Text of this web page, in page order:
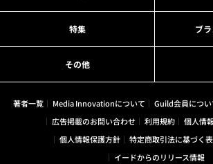
特集 ブ
その他
著者一覧 Media Innovationについて Guild会員につい
広告掲載のお問い合わせ
利用規約
個人情
個人情報保護方針
特定商取引法に基づく
イードからのリリース情報